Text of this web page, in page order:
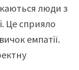
люди з
Це сприяло
емпатії.